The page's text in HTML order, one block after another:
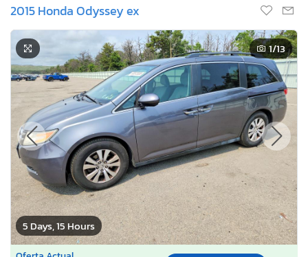
2015 Honda Odyssey ex
5 Days, 15 Hours
1/13